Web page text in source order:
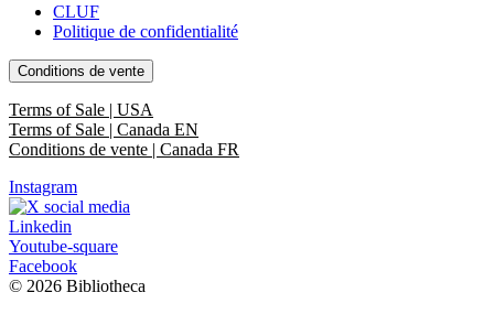
CLUF
Politique de confidentialité
Conditions de vente
Terms of Sale | USA
Terms of Sale | Canada EN
Conditions de vente | Canada FR
Instagram
Linkedin
Youtube-square
Facebook
© 2026 Bibliotheca